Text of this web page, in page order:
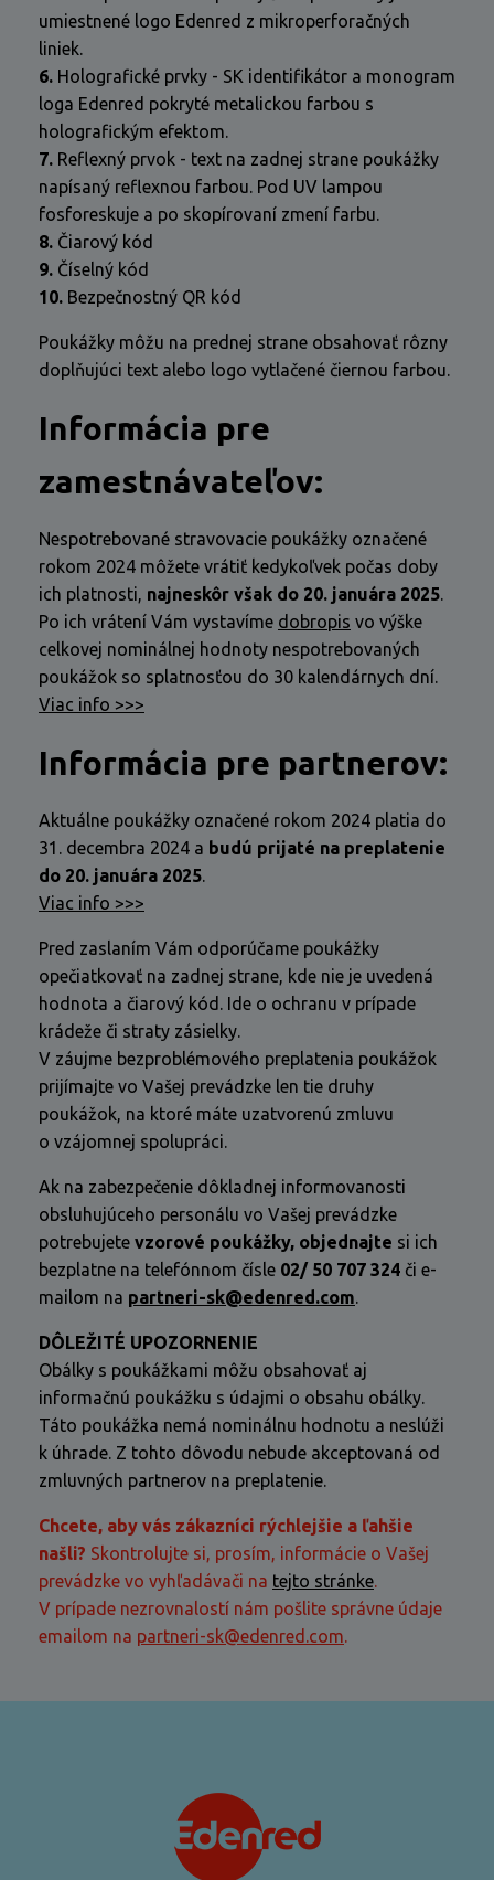
umiestnené logo Edenred z mikroperforačných
liniek.
6. Holografické prvky - SK identifikátor a monogram
loga Edenred pokryté metalickou farbou s
holografickým efektom.
7. Reflexný prvok - text na zadnej strane poukážky
napísaný reflexnou farbou. Pod UV lampou
fosforeskuje a po skopírovaní zmení farbu.
8. Čiarový kód
9. Číselný kód
10. Bezpečnostný QR kód
Poukážky môžu na prednej strane obsahovať rôzny
doplňujúci text alebo logo vytlačené čiernou farbou.
Informácia pre
zamestnávateľov:
Nespotrebované stravovacie poukážky označené
rokom 2024 môžete vrátiť kedykoľvek počas doby
ich platnosti, najneskôr však do 20. januára 2025.
Po ich vrátení Vám vystavíme dobropis vo výške
celkovej nominálnej hodnoty nespotrebovaných
poukážok so splatnosťou do 30 kalendárnych dní.
Viac info >>>
Informácia pre partnerov:
Aktuálne poukážky označené rokom 2024 platia do
31. decembra 2024 a budú prijaté na preplatenie
do 20. januára 2025.
Viac info >>>
Pred zaslaním Vám odporúčame poukážky
opečiatkovať na zadnej strane, kde nie je uvedená
hodnota a čiarový kód. Ide o ochranu v prípade
krádeže či straty zásielky.
V záujme bezproblémového preplatenia poukážok
prijímajte vo Vašej prevádzke len tie druhy
poukážok, na ktoré máte uzatvorenú zmluvu
o vzájomnej spolupráci.
Ak na zabezpečenie dôkladnej informovanosti
obsluhujúceho personálu vo Vašej prevádzke
potrebujete vzorové poukážky, objednajte si ich
bezplatne na telefónnom čísle 02/ 50 707 324 či e-
mailom na partneri-sk@edenred.com.
DÔLEŽITÉ UPOZORNENIE
Obálky s poukážkami môžu obsahovať aj
informačnú poukážku s údajmi o obsahu obálky.
Táto poukážka nemá nominálnu hodnotu a neslúži
k úhrade. Z tohto dôvodu nebude akceptovaná od
zmluvných partnerov na preplatenie.
Chcete, aby vás zákazníci rýchlejšie a ľahšie
našli? Skontrolujte si, prosím, informácie o Vašej
prevádzke vo vyhľadávači na tejto stránke.
V prípade nezrovnalostí nám pošlite správne údaje
emailom na partneri-sk@edenred.com.